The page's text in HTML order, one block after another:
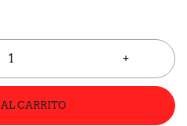
CARRITO